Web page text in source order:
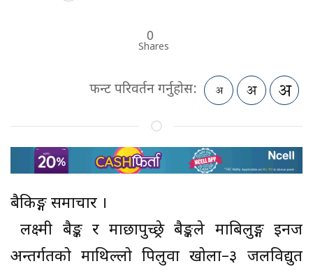
0
Shares
फन्ट परिवर्तन गर्नुहोस:
बैकिङ्ग समाचार ।
लक्ष्मी बैङ्क र माछापुच्छ्रे बैङ्कले माबिलुङ्ग इनर्जी
अन्तर्गतको माथिल्लो पिलुवा खोला–३ जलविद्युत